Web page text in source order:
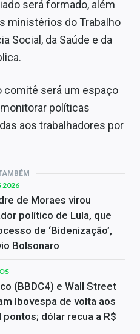
será formado, além
ministérios do Trabalho
Social, da Saúde e da
comitê será um espaço
políticas
aos trabalhadores por
2026
de Moraes virou
político de Lula, que
de ‘Bidenização’,
Bolsonaro
(BBDC4) e Wall Street
Ibovespa de volta aos
pontos; dólar recua a R$